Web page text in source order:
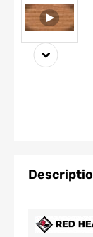
Element 1 sur